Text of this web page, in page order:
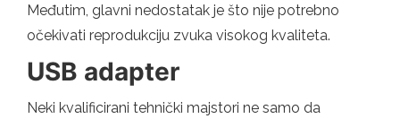
Međutim, glavni nedostatak je što nije potrebno
očekivati ​​reprodukciju zvuka visokog kvaliteta.
USB adapter
Neki kvalificirani tehnički majstori ne samo da